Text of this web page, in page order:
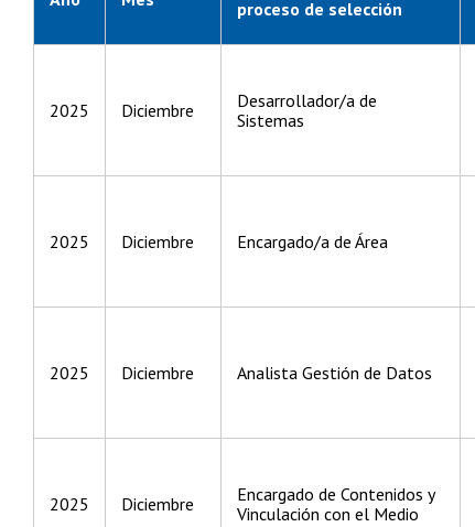
proceso de selección
2025 Diciembre
Desarrollador/a de
Sistemas
2025 Diciembre Encargado/a de Área
2025 Diciembre Analista Gestión de Datos
2025 Diciembre
Encargado de Contenidos y
Vinculación con el Medio